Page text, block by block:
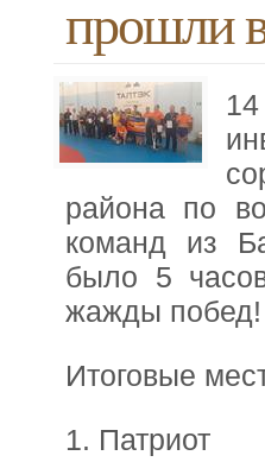
прошли
района по
команд из
было 5
жажды побед!
Итоговые
1. Патриот